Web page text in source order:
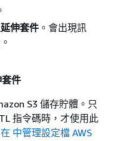
伸套件 。會出現訊
件
S3 儲存貯體。只
指令碼時，才使用此
在 中管理設定檔 AWS